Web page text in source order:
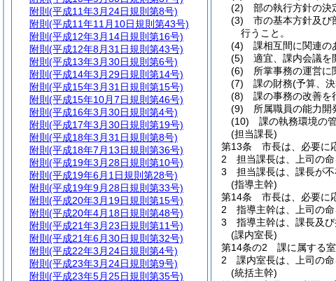
(2)
部の執行方針の決
(3)
市の基本方針及び
行うこと。
(4)
課相互間に関連の
(5)
適宜、課内会議を
(6)
所掌事務の運営に
(7)
課の財務(予算、
(8)
課の事務の改善を
(9)
所属職員の能力開
(10)
課の執務環境の
(担当課長)
第13条
市長は、必要に
2
担当課長は、上司の
3
担当課長は、課長が
(指導主幹)
第14条
市長は、必要に
2
指導主幹は、上司の
3
指導主幹は、課長及
(課内室長)
第14条の2
課に属する
2
課内室長は、上司の
(統括主幹)
附則 (平成11年3月24日規則第8号)
附則 (平成11年11月10日規則第43号)
附則 (平成12年3月14日規則第16号)
附則 (平成12年8月31日規則第43号)
附則 (平成13年3月30日規則第6号)
附則 (平成14年3月29日規則第14号)
附則 (平成15年3月31日規則第15号)
附則 (平成15年10月7日規則第46号)
附則 (平成16年3月30日規則第4号)
附則 (平成17年3月30日規則第19号)
附則 (平成18年3月31日規則第8号)
附則 (平成18年7月13日規則第36号)
附則 (平成19年3月28日規則第10号)
附則 (平成19年6月1日規則第28号)
附則 (平成19年9月28日規則第33号)
附則 (平成20年3月19日規則第15号)
附則 (平成20年4月18日規則第48号)
附則 (平成21年3月23日規則第11号)
附則 (平成21年6月30日規則第32号)
附則 (平成22年3月24日規則第4号)
附則 (平成23年3月24日規則第9号)
附則 (平成23年5月25日規則第35号)